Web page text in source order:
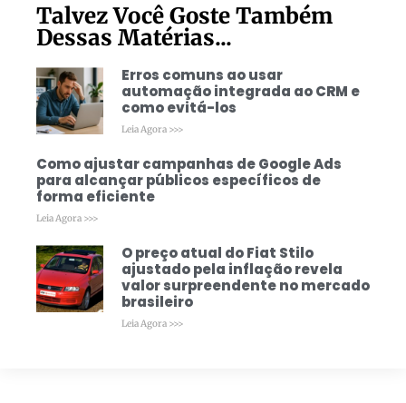
Talvez Você Goste Também
Dessas Matérias...
Erros comuns ao usar
automação integrada ao CRM e
como evitá-los
Leia Agora >>>
Como ajustar campanhas de Google Ads
para alcançar públicos específicos de
forma eficiente
Leia Agora >>>
O preço atual do Fiat Stilo
ajustado pela inflação revela
valor surpreendente no mercado
brasileiro
Leia Agora >>>